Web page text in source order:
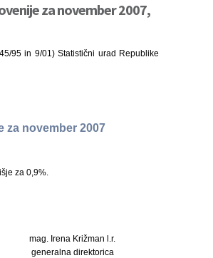
za november 2007,
95 in 9/01) Statistični urad Republike
november 2007
za 0,9%.
mag. Irena Križman l.r.
generalna direktorica